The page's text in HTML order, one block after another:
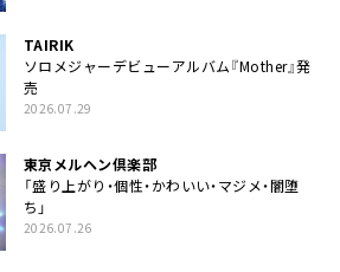
TAIRIK
ソロメジャーデビューアルバム『Mother』発
売
2026.07.29
東京メルヘン倶楽部
「盛り上がり・個性・かわいい・マジメ・闇堕
ち」
2026.07.26